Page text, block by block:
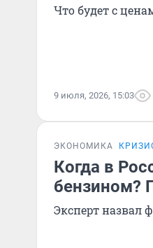
Что будет с
9 июля, 2026, 15:03
ЭКОНОМИКА
Когда в
бензином?
Эксперт назвал